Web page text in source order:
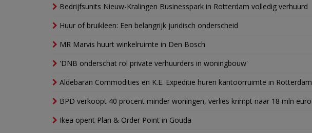
Bedrijfsunits Nieuw-Kralingen Businesspark in Rotterdam volledig verhuurd
Huur of bruikleen: Een belangrijk juridisch onderscheid
MR Marvis huurt winkelruimte in Den Bosch
'DNB onderschat rol private verhuurders in woningbouw'
Aldebaran Commodities en K.E. Expeditie huren kantoorruimte in Rotterdam
BPD verkoopt 40 procent minder woningen, verlies krimpt naar 18 mln euro
Ikea opent Plan & Order Point in Gouda